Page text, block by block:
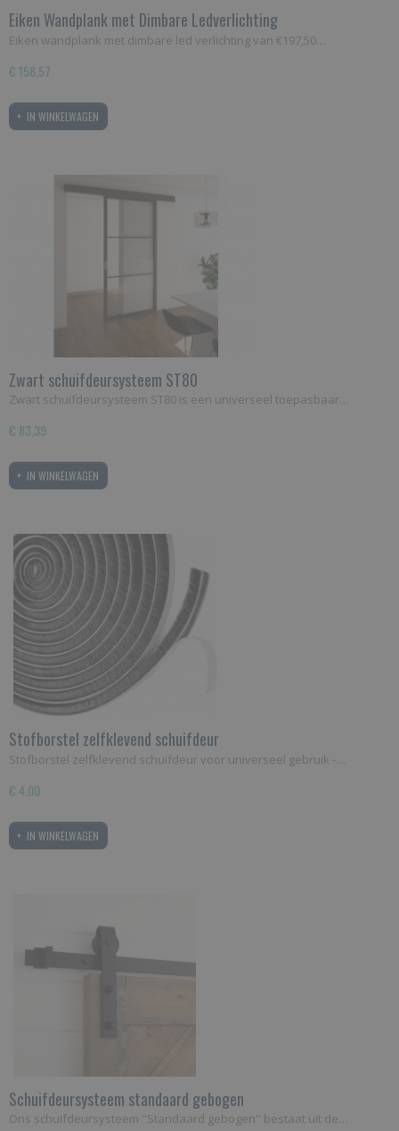
Eiken Wandplank met Dimbare Ledverlichting
Eiken wandplank met dimbare led verlichting van €197,50…
€ 158,57
IN WINKELWAGEN
Zwart schuifdeursysteem ST80
Zwart schuifdeursysteem ST80 is een universeel toepasbaar…
€ 83,39
IN WINKELWAGEN
Stofborstel zelfklevend schuifdeur
Stofborstel zelfklevend schuifdeur voor universeel gebruik -…
€ 4,00
IN WINKELWAGEN
Schuifdeursysteem standaard gebogen
Ons schuifdeursysteem ''Standaard gebogen'' bestaat uit de…